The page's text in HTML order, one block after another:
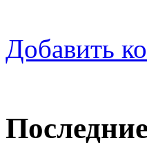
Добавить